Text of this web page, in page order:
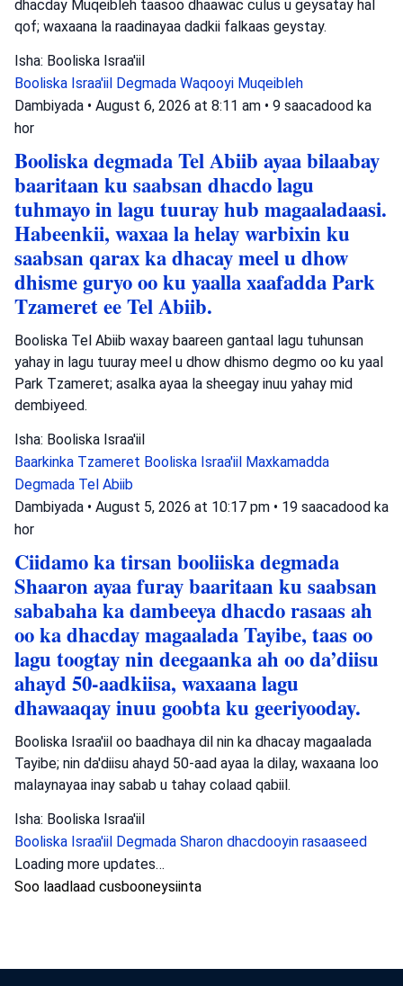
dhacday Muqeibleh taasoo dhaawac culus u geysatay hal
qof; waxaana la raadinayaa dadkii falkaas geystay.
Isha: Booliska Israa'iil
Booliska Israa'iil Degmada Waqooyi Muqeibleh
Dambiyada • August 6, 2026 at 8:11 am • 9 saacadood ka
hor
Booliska degmada Tel Abiib ayaa bilaabay
baaritaan ku saabsan dhacdo lagu
tuhmayo in lagu tuuray hub magaaladaasi.
Habeenkii, waxaa la helay warbixin ku
saabsan qarax ka dhacay meel u dhow
dhisme guryo oo ku yaalla xaafadda Park
Tzameret ee Tel Abiib.
Booliska Tel Abiib waxay baareen gantaal lagu tuhunsan
yahay in lagu tuuray meel u dhow dhismo degmo oo ku yaal
Park Tzameret; asalka ayaa la sheegay inuu yahay mid
dembiyeed.
Isha: Booliska Israa'iil
Baarkinka Tzameret Booliska Israa'iil Maxkamadda
Degmada Tel Abiib
Dambiyada • August 5, 2026 at 10:17 pm • 19 saacadood ka
hor
Ciidamo ka tirsan booliiska degmada
Shaaron ayaa furay baaritaan ku saabsan
sababaha ka dambeeya dhacdo rasaas ah
oo ka dhacday magaalada Tayibe, taas oo
lagu toogtay nin deegaanka ah oo da’diisu
ahayd 50-aadkiisa, waxaana lagu
dhawaaqay inuu goobta ku geeriyooday.
Booliska Israa'iil oo baadhaya dil nin ka dhacay magaalada
Tayibe; nin da'diisu ahayd 50-aad ayaa la dilay, waxaana loo
malaynayaa inay sabab u tahay colaad qabiil.
Isha: Booliska Israa'iil
Booliska Israa'iil Degmada Sharon dhacdooyin rasaaseed
Loading more updates…
Soo laadlaad cusbooneysiinta